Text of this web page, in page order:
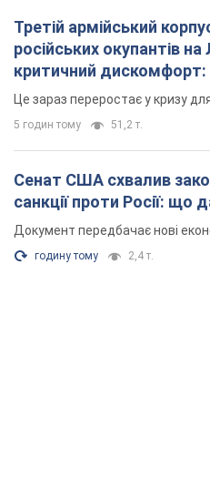
Третій армійський
російських окупантів
критичний дискомфорт:
Це зараз переростає у кризу
5 годин тому 51,2 т.
Сенат США схвалив
санкції проти Росії: що
Документ передбачає нові
годину тому 2,4 т.